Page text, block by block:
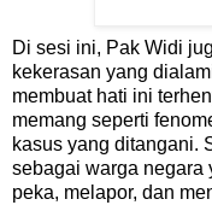
Di sesi ini, Pak Widi
kekerasan yang
membuat hati ini
memang seperti
kasus yang ditangani.
sebagai warga negara
peka, melapor, dan